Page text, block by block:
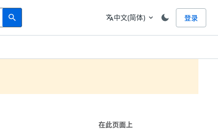
search
Search 语言
translate中文(简体) expand_more 登录
在此页面上